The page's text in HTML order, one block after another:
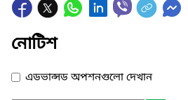
নোটিশ
এডভান্সড অপশনগুলো দেখান